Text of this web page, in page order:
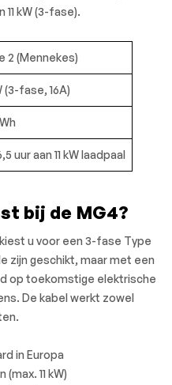
kW (3-fase).
2 (Mennekes)
(3-fase, 16A)
uur aan 11 kW laadpaal
bij de MG4?
u voor een 3-fase Type
zijn geschikt, maar met een
op toekomstige elektrische
De kabel werkt zowel
in Europa
11 kW)